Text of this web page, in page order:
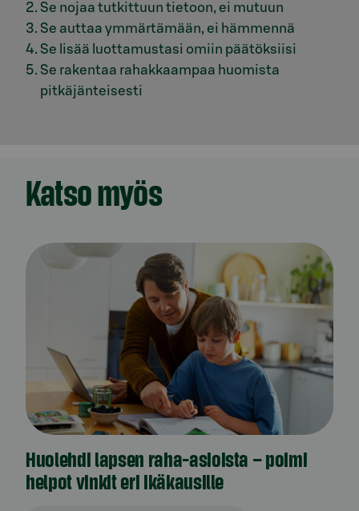
Se nojaa tutkittuun tietoon, ei mutuun
Se auttaa ymmärtämään, ei hämmennä
Se lisää luottamustasi omiin päätöksiisi
Se rakentaa rahakkaampaa huomista
pitkäjänteisesti
Katso myös
Huolehdi lapsen raha-asioista – poimi
helpot vinkit eri ikäkausille